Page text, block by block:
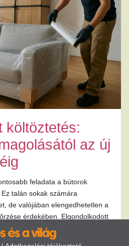
költöztetés:
az új
feladata a bútorok
talán sokak számára
de valójában elengedhetetlen a
érdekében. Elgondolkodott
meg bútorait a szállítás során?